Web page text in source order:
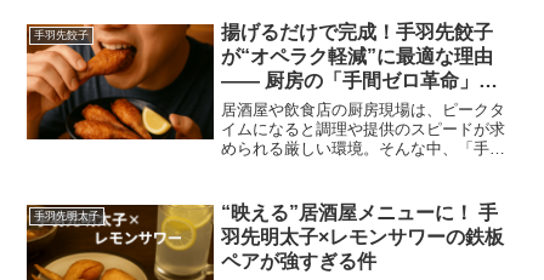
手羽先餃子
揚げるだけで完成！手羽先餃子
が“オペラク軽減”に最適な理由
―― 厨房の「手間ゼロ革命」
で、ストレスフリーな業務運営を
実現！
居酒屋や飲食店の厨房現場は、ピークタ
イムになると調理や提供のスピードが求
められる厳しい環境。そんな中、「手羽
調理プロセスを実現。
手羽先明太子
“映える”居酒屋メニューに！ 手
羽先明太子×レモンサワーの鉄板
ペアが強すぎる件